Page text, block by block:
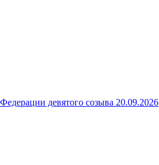
девятого созыва 20.09.2026